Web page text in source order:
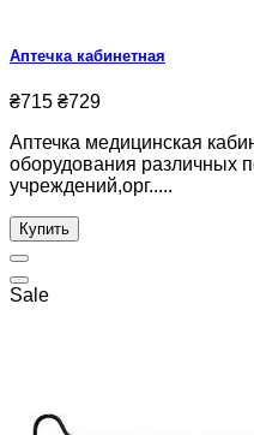
Аптечка кабинетная
₴715 ₴729
Аптечка медицинская
оборудования различных
учреждений,орг.....
Купить
Sale